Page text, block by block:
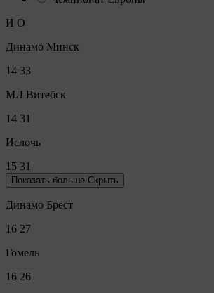
И О
Динамо Минск
14 33
МЛ Витебск
14 31
Ислочь
15 31
Показать больше Скрыть
Динамо Брест
16 27
Гомель
16 26